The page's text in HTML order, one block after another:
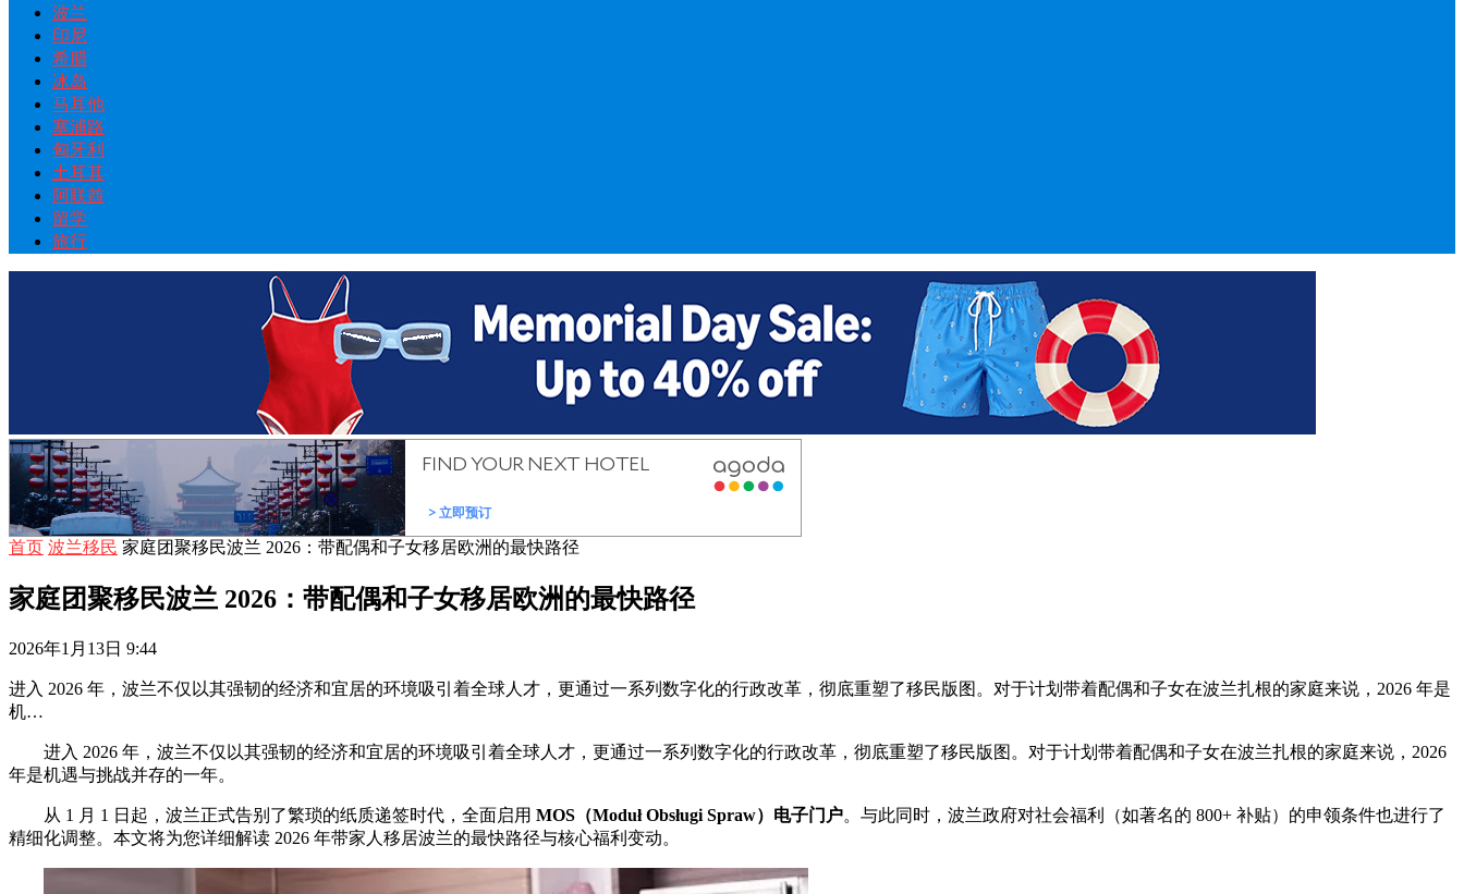
波兰
印尼
希腊
冰岛
马耳他
塞浦路
匈牙利
土耳其
阿联酋
留学
旅行
首页 波兰移民 家庭团聚移民波兰 2026：带配偶和子女移居欧洲的最快路径
家庭团聚移民波兰 2026：带配偶和子女移居欧洲的最快路径
2026年1月13日 9:44
进入 2026 年，波兰不仅以其强韧的经济和宜居的环境吸引着全球人才，更通过一系列数字化的行政改革，彻底重塑了移民版图。对于计划带着配偶和子女在波兰扎根的家庭来说，2026 年是
机…
进入 2026 年，波兰不仅以其强韧的经济和宜居的环境吸引着全球人才，更通过一系列数字化的行政改革，彻底重塑了移民版图。对于计划带着配偶和子女在波兰扎根的家庭来说，2026
年是机遇与挑战并存的一年。
从 1 月 1 日起，波兰正式告别了繁琐的纸质递签时代，全面启用 MOS（Moduł Obsługi Spraw）电子门户。与此同时，波兰政府对社会福利（如著名的 800+ 补贴）的申领条件也进行了
精细化调整。本文将为您详细解读 2026 年带家人移居波兰的最快路径与核心福利变动。